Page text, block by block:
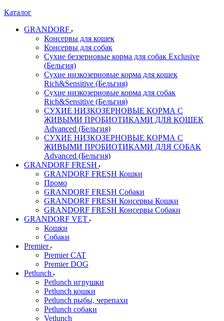
Каталог
GRANDORF
Консервы для кошек
Консервы для собак
Сухие беззерновые корма для собак Exclusive
(Бельгия)
Сухие низкозерновые корма для кошек
Rich&Sensitive (Бельгия)
Сухие низкозерновые корма для собак
Rich&Sensitive (Бельгия)
СУХИЕ НИЗКОЗЕРНОВЫЕ КОРМА С
ЖИВЫМИ ПРОБИОТИКАМИ ДЛЯ КОШЕК
Advanced (Бельгия)
СУХИЕ НИЗКОЗЕРНОВЫЕ КОРМА С
ЖИВЫМИ ПРОБИОТИКАМИ ДЛЯ СОБАК
Advanced (Бельгия)
GRANDORF FRESH
GRANDORF FRESH Кошки
Промо
GRANDORF FRESH Собаки
GRANDORF FRESH Консервы Кошки
GRANDORF FRESH Консервы Собаки
GRANDORF VET
Кошки
Собаки
Premier
Premier CAT
Premier DOG
Petlunch
Petlunch игрушки
Petlunch кошки
Petlunch рыбы, черепахи
Petlunch собаки
Vetlunch